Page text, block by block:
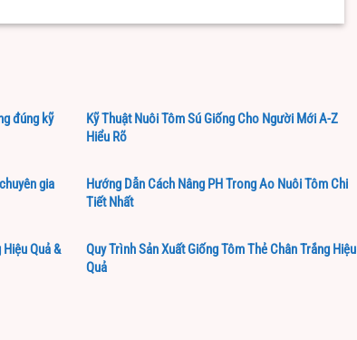
đúng kỹ
Kỹ Thuật Nuôi Tôm Sú Giống Cho Người Mới A-Z
Hiểu Rõ
gia
Hướng Dẫn Cách Nâng PH Trong Ao Nuôi Tôm Chi
Tiết Nhất
Quả &
Quy Trình Sản Xuất Giống Tôm Thẻ Chân Trắng Hiệu
Quả